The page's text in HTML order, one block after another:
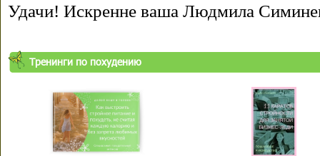
Удачи! Искренне ваша Людмила
Тренинги по похудению